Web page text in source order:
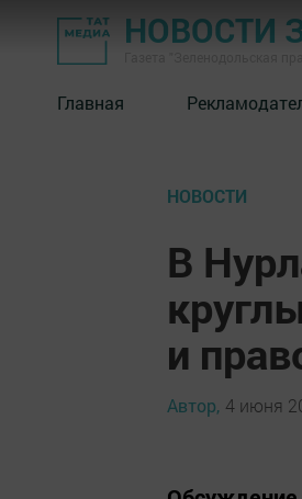
НОВОСТИ
Главная
НОВОСТИ
В
и
Автор, 4 июня